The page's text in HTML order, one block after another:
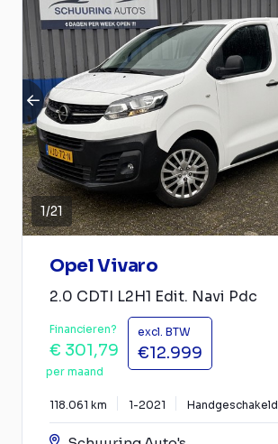
1/21
Opel Vivaro
2.0 CDTI L2H1 Edit. Navi Pdc
Financieren?
€ 301,79
per maand
excl. BTW
€12.999
118.061 km 1-2021 Handgeschakeld